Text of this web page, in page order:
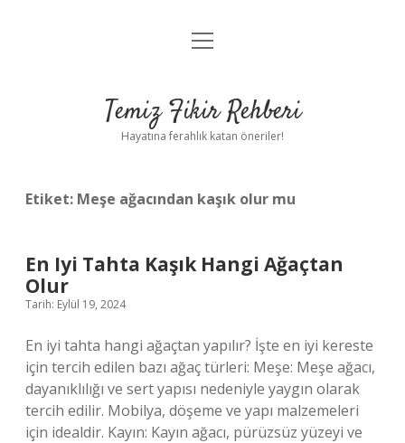
Anasayfa
Yasal Uyarı
menüyü
Temiz Fikir Rehberi
Hayatına ferahlık katan öneriler!
Etiket: Meşe ağacından kaşık olur mu
En Iyi Tahta Kaşık Hangi Ağaçtan
Olur
Tarih: Eylül 19, 2024
En iyi tahta hangi ağaçtan yapılır? İşte en iyi kereste
için tercih edilen bazı ağaç türleri: Meşe: Meşe ağacı,
dayanıklılığı ve sert yapısı nedeniyle yaygın olarak
tercih edilir. Mobilya, döşeme ve yapı malzemeleri
için idealdir. Kayın: Kayın ağacı, pürüzsüz yüzeyi ve